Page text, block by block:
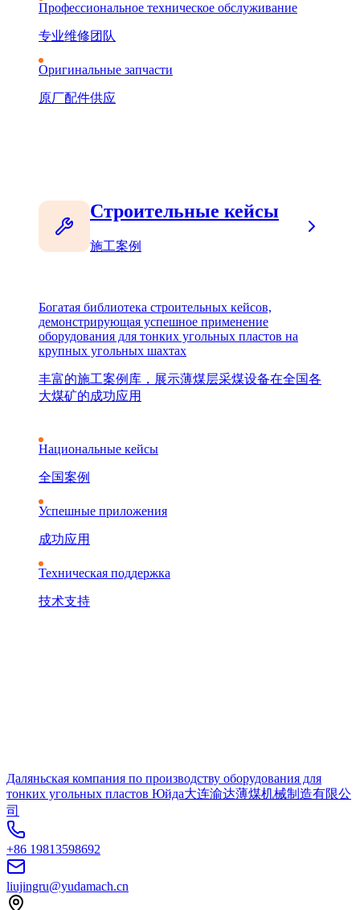
Профессиональное техническое обслуживание
专业维修团队
Оригинальные запчасти
原厂配件供应
Строительные кейсы
施工案例
Богатая библиотека строительных кейсов,
демонстрирующая успешное применение
оборудования для тонких угольных пластов на
крупных угольных шахтах
丰富的施工案例库，展示薄煤层采煤设备在全国各
大煤矿的成功应用
Национальные кейсы
全国案例
Успешные приложения
成功应用
Техническая поддержка
技术支持
Даляньская компания по производству оборудования для
тонких угольных пластов Юйда大连渝达薄煤机械制造有限公
司
+86 19813598692
liujingru@yudamach.cn